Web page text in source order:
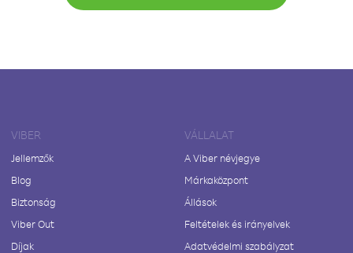
VIBER
Jellemzők
Blog
Biztonság
Viber Out
Díjak
VÁLLALAT
A Viber névjegye
Márkaközpont
Állások
Feltételek és irányelvek
Adatvédelmi szabályzat